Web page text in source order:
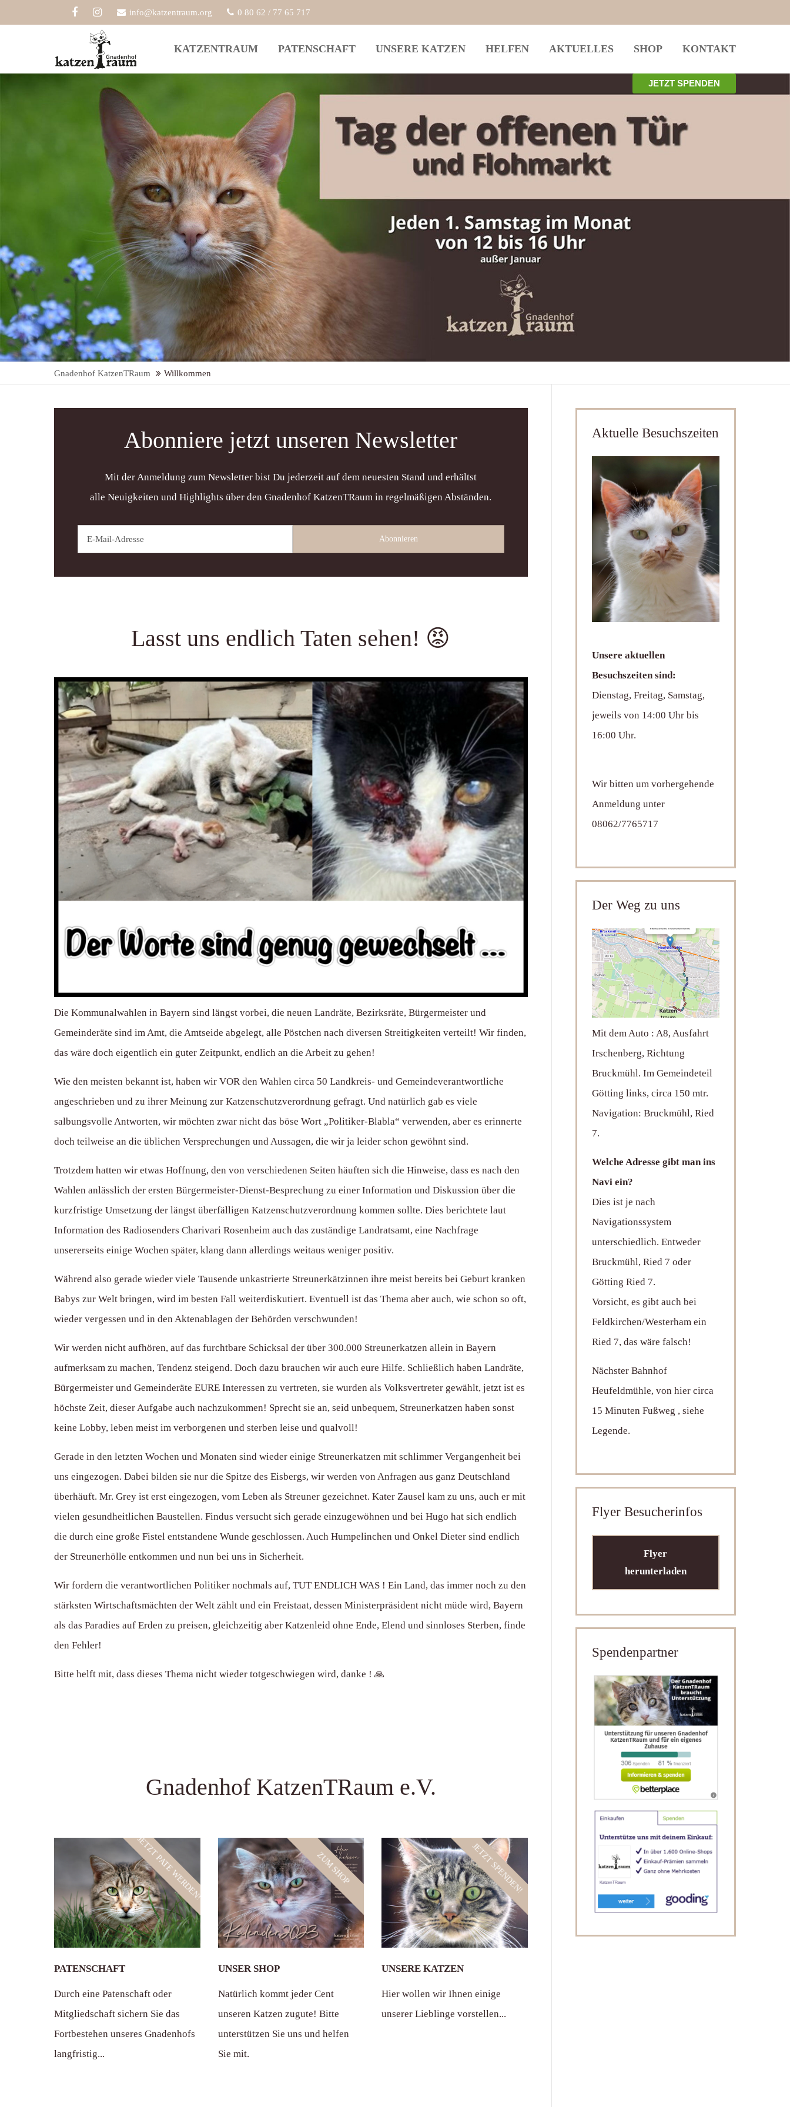
info@katzentraum.org 0 80 62 / 77 65 717
KATZENTRAUM PATENSCHAFT UNSERE KATZEN HELFEN AKTUELLES SHOP KONTAKT
JETZT SPENDEN
Gnadenhof KatzenTRaum Willkommen
Abonniere jetzt unseren Newsletter
Mit der Anmeldung zum Newsletter bist Du jederzeit auf dem neuesten Stand und erhältst
alle Neuigkeiten und Highlights über den Gnadenhof KatzenTRaum in regelmäßigen Abständen.
Lasst uns endlich Taten sehen! 😡
Die Kommunalwahlen in Bayern sind längst vorbei, die neuen Landräte, Bezirksräte, Bürgermeister und
Gemeinderäte sind im Amt, die Amtseide abgelegt, alle Pöstchen nach diversen Streitigkeiten verteilt! Wir finden,
das wäre doch eigentlich ein guter Zeitpunkt, endlich an die Arbeit zu gehen!
Wie den meisten bekannt ist, haben wir VOR den Wahlen circa 50 Landkreis- und Gemeindeverantwortliche
angeschrieben und zu ihrer Meinung zur Katzenschutzverordnung gefragt. Und natürlich gab es viele
salbungsvolle Antworten, wir möchten zwar nicht das böse Wort „Politiker-Blabla“ verwenden, aber es erinnerte
doch teilweise an die üblichen Versprechungen und Aussagen, die wir ja leider schon gewöhnt sind.
Trotzdem hatten wir etwas Hoffnung, den von verschiedenen Seiten häuften sich die Hinweise, dass es nach den
Wahlen anlässlich der ersten Bürgermeister-Dienst-Besprechung zu einer Information und Diskussion über die
kurzfristige Umsetzung der längst überfälligen Katzenschutzverordnung kommen sollte. Dies berichtete laut
Information des Radiosenders Charivari Rosenheim auch das zuständige Landratsamt, eine Nachfrage
unsererseits einige Wochen später, klang dann allerdings weitaus weniger positiv.
Während also gerade wieder viele Tausende unkastrierte Streunerkätzinnen ihre meist bereits bei Geburt kranken
Babys zur Welt bringen, wird im besten Fall weiterdiskutiert. Eventuell ist das Thema aber auch, wie schon so oft,
wieder vergessen und in den Aktenablagen der Behörden verschwunden!
Wir werden nicht aufhören, auf das furchtbare Schicksal der über 300.000 Streunerkatzen allein in Bayern
aufmerksam zu machen, Tendenz steigend. Doch dazu brauchen wir auch eure Hilfe. Schließlich haben Landräte,
Bürgermeister und Gemeinderäte EURE Interessen zu vertreten, sie wurden als Volksvertreter gewählt, jetzt ist es
höchste Zeit, dieser Aufgabe auch nachzukommen! Sprecht sie an, seid unbequem, Streunerkatzen haben sonst
keine Lobby, leben meist im verborgenen und sterben leise und qualvoll!
Gerade in den letzten Wochen und Monaten sind wieder einige Streunerkatzen mit schlimmer Vergangenheit bei
uns eingezogen. Dabei bilden sie nur die Spitze des Eisbergs, wir werden von Anfragen aus ganz Deutschland
überhäuft. Mr. Grey ist erst eingezogen, vom Leben als Streuner gezeichnet. Kater Zausel kam zu uns, auch er mit
vielen gesundheitlichen Baustellen. Findus versucht sich gerade einzugewöhnen und bei Hugo hat sich endlich
die durch eine große Fistel entstandene Wunde geschlossen. Auch Humpelinchen und Onkel Dieter sind endlich
der Streunerhölle entkommen und nun bei uns in Sicherheit.
Wir fordern die verantwortlichen Politiker nochmals auf, TUT ENDLICH WAS ! Ein Land, das immer noch zu den
stärksten Wirtschaftsmächten der Welt zählt und ein Freistaat, dessen Ministerpräsident nicht müde wird, Bayern
als das Paradies auf Erden zu preisen, gleichzeitig aber Katzenleid ohne Ende, Elend und sinnloses Sterben, finde
den Fehler!
Bitte helft mit, dass dieses Thema nicht wieder totgeschwiegen wird, danke ! 🙏
Gnadenhof KatzenTRaum e.V.
JETZT PATE WERDEN!
PATENSCHAFT
Durch eine Patenschaft oder
Mitgliedschaft sichern Sie das
Fortbestehen unseres Gnadenhofs
langfristig...
ZUM SHOP
UNSER SHOP
Natürlich kommt jeder Cent
unseren Katzen zugute! Bitte
unterstützen Sie uns und helfen
Sie mit.
JETZT SPENDEN!
UNSERE KATZEN
Hier wollen wir Ihnen einige
unserer Lieblinge vorstellen...
Aktuelle Besuchszeiten
Unsere aktuellen
Besuchszeiten sind:
Dienstag, Freitag, Samstag,
jeweils von 14:00 Uhr bis
16:00 Uhr.
Wir bitten um vorhergehende
Anmeldung unter
08062/7765717
Der Weg zu uns
Mit dem Auto : A8, Ausfahrt
Irschenberg, Richtung
Bruckmühl. Im Gemeindeteil
Götting links, circa 150 mtr.
Navigation: Bruckmühl, Ried
7.
Welche Adresse gibt man ins
Navi ein?
Dies ist je nach
Navigationssystem
unterschiedlich. Entweder
Bruckmühl, Ried 7 oder
Götting Ried 7.
Vorsicht, es gibt auch bei
Feldkirchen/Westerham ein
Ried 7, das wäre falsch!
Nächster Bahnhof
Heufeldmühle, von hier circa
15 Minuten Fußweg , siehe
Legende.
Flyer Besucherinfos
Flyer
herunterladen
Spendenpartner